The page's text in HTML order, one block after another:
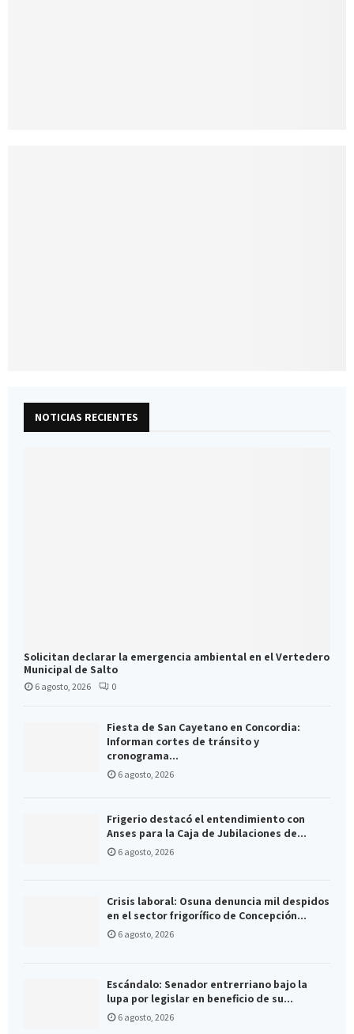
NOTICIAS RECIENTES
Solicitan declarar la emergencia ambiental en el Vertedero
Municipal de Salto
6 agosto, 2026 0
Fiesta de San Cayetano en Concordia:
Informan cortes de tránsito y
cronograma...
6 agosto, 2026
Frigerio destacó el entendimiento con
Anses para la Caja de Jubilaciones de...
6 agosto, 2026
Crisis laboral: Osuna denuncia mil despidos
en el sector frigorífico de Concepción...
6 agosto, 2026
Escándalo: Senador entrerriano bajo la
lupa por legislar en beneficio de su...
6 agosto, 2026